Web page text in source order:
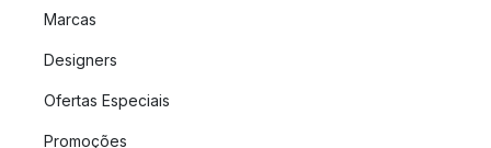
Marcas
Designers
Ofertas Especiais
Promoções